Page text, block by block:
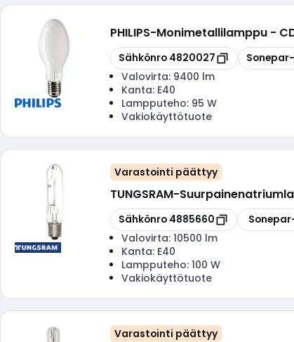
PHILIPS-Monimetallilamppu -
Kopioi
Sähkönro 4820027 Kopioi
Valovirta: 9400 lm
Kanta: E40
Lampputeho: 95 W
Vakiokäyttötuote
Varastointi päättyy
TUNGSRAM-
Kopioi
Sähkönro 4885660 Kopioi
Valovirta: 10500 lm
Kanta: E40
Lampputeho: 100 W
Vakiokäyttötuote
Varastointi päättyy